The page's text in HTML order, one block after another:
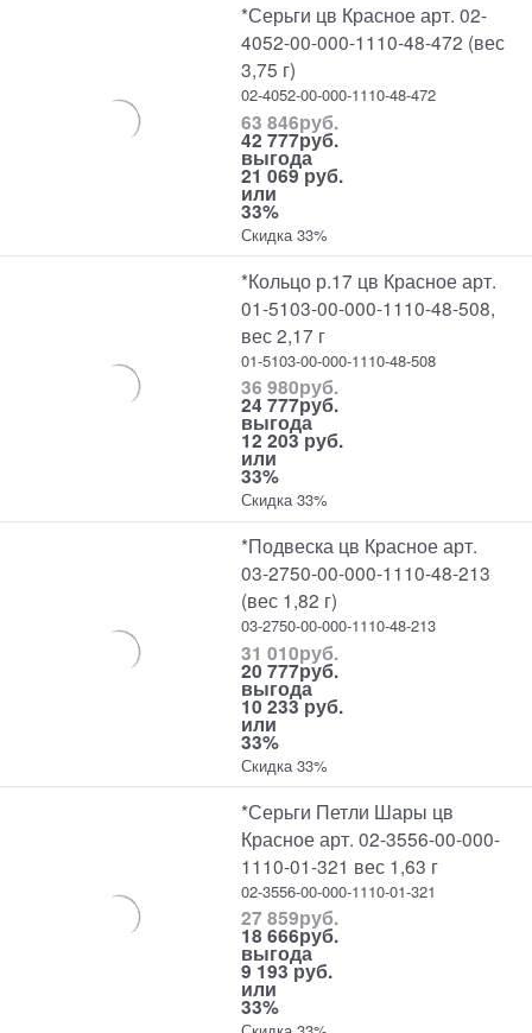
*Серьги цв Красное арт. 02-
4052-00-000-1110-48-472 (вес
3,75 г)
02-4052-00-000-1110-48-472
63 846руб.
42 777руб.
выгода
21 069 руб.
или
33%
Скидка 33%
*Кольцо р.17 цв Красное арт.
01-5103-00-000-1110-48-508,
вес 2,17 г
01-5103-00-000-1110-48-508
36 980руб.
24 777руб.
выгода
12 203 руб.
или
33%
Скидка 33%
*Подвеска цв Красное арт.
03-2750-00-000-1110-48-213
(вес 1,82 г)
03-2750-00-000-1110-48-213
31 010руб.
20 777руб.
выгода
10 233 руб.
или
33%
Скидка 33%
*Серьги Петли Шары цв
Красное арт. 02-3556-00-000-
1110-01-321 вес 1,63 г
02-3556-00-000-1110-01-321
27 859руб.
18 666руб.
выгода
9 193 руб.
или
33%